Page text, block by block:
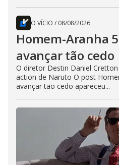
O VÍCIO / 08/08/2026
Homem-Aranha
avançar tão cedo
O diretor Destin Daniel
action de Naruto O post
avançar tão cedo apareceu...